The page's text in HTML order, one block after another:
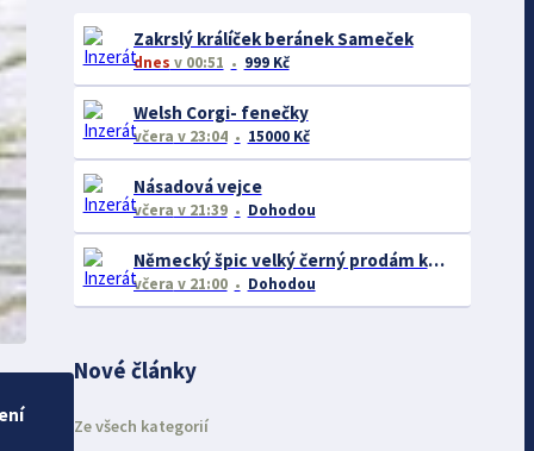
Zakrslý králíček beránek Sameček
dnes v 00:51 999 Kč
Welsh Corgi- fenečky
včera v 23:04 15000 Kč
Násadová vejce
včera v 21:39 Dohodou
Německý špic velký černý prodám krásná štěňata s PP - rarita
včera v 21:00 Dohodou
Nové články
Ze všech kategorií